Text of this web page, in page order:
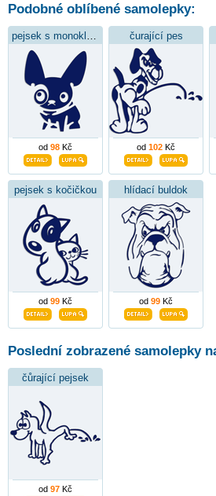
Podobné oblíbené samolepky:
od 98 Kč
čurající pes
od 102 Kč
pejsek s kočičkou
od 99 Kč
hlídací buldok
od 99 Kč
Poslední zobrazené samolepky
čůrající pejsek
od 97 Kč